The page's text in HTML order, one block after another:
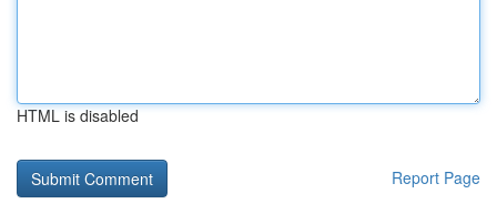
HTML is disabled
Report Page